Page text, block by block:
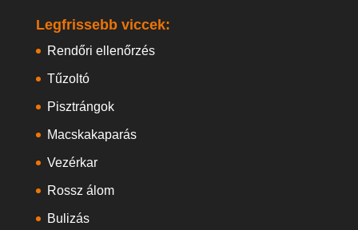
Legfrissebb viccek:
Rendőri ellenőrzés
Tűzoltó
Pisztrángok
Macskakaparás
Vezérkar
Rossz álom
Bulizás